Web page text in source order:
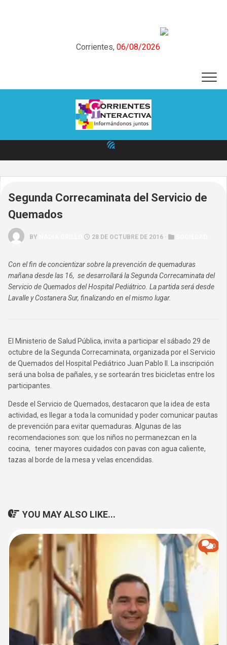
Corrientes, 06/08/2026
Segunda Correcaminata del Servicio de
Quemados
BY 28 DE OCTUBRE DE 2016 ·
Con el fin de concientizar sobre la prevención de quemaduras
mañana desde las 16, se desarrollará la Segunda Correcaminata del
Servicio de Quemados del Hospital Pediátrico. La partida será desde
Lavalle y Costanera Sur, finalizando en el mismo lugar.
El Ministerio de Salud Pública, invita a participar el sábado 29 de
octubre de la Segunda Correcaminata, organizada por el Servicio
de Quemados del Hospital Pediátrico Juan Pablo II. La inscripción
será una bolsa de pañales, y se sortearán tres bicicletas entre los
participantes.
Desde el Servicio de Quemados, destacaron que la idea de esta
actividad, es llegar a toda la comunidad y poder comunicar pautas
de prevención para evitar quemaduras. Algunas de las
recomendaciones son: que los niños no permanezcan en la
cocina, tener mayores cuidados con pavas con agua caliente,
tazas al borde de la mesa y velas encendidas.
YOU MAY ALSO LIKE...
0